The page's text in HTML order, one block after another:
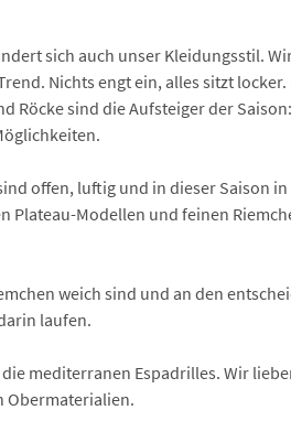
sich auch unser Kleidungsstil.
Nichts engt ein, alles sitzt
Röcke sind die Aufsteiger der
offen, luftig und in dieser Saison
Plateau-Modellen und feinen
weich sind und an den
laufen.
mediterranen Espadrilles. Wir
Obermaterialien.